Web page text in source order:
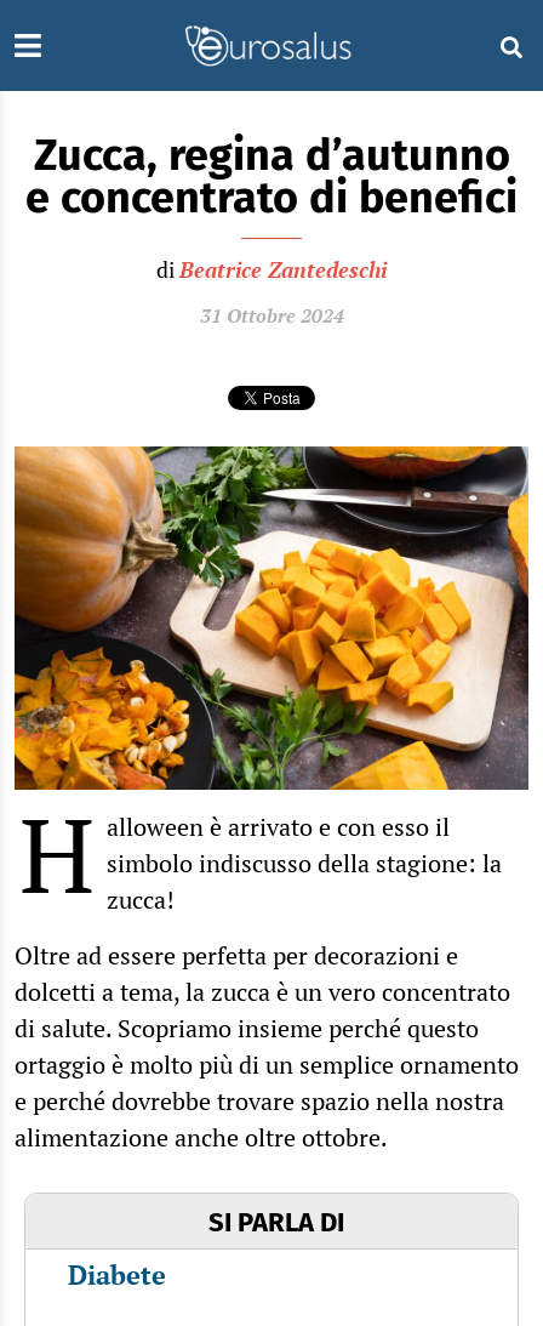
Zucca, regina d’autunno
e concentrato di benefici
diBeatrice Zantedeschi
31 Ottobre 2024
H alloween è arrivato e con esso il
simbolo indiscusso della stagione: la
zucca!
Oltre ad essere perfetta per decorazioni e
dolcetti a tema, la zucca è un vero concentrato
di salute. Scopriamo insieme perché questo
ortaggio è molto più di un semplice ornamento
e perché dovrebbe trovare spazio nella nostra
alimentazione anche oltre ottobre.
SI PARLA DI
Diabete